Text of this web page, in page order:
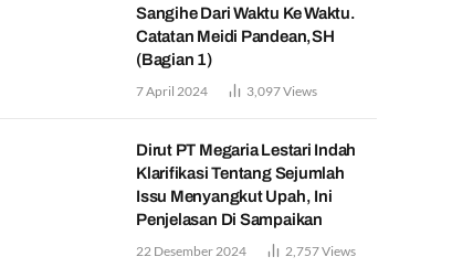
Sangihe Dari Waktu Ke Waktu.
Catatan Meidi Pandean,SH
(Bagian 1)
7 April 2024 3,097Views
Dirut PT Megaria Lestari Indah
Klarifikasi Tentang Sejumlah
Issu Menyangkut Upah, Ini
Penjelasan Di Sampaikan
22 Desember 2024 2,757Views